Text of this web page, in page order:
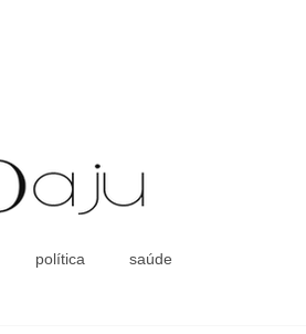
Coluna Social
política saúde